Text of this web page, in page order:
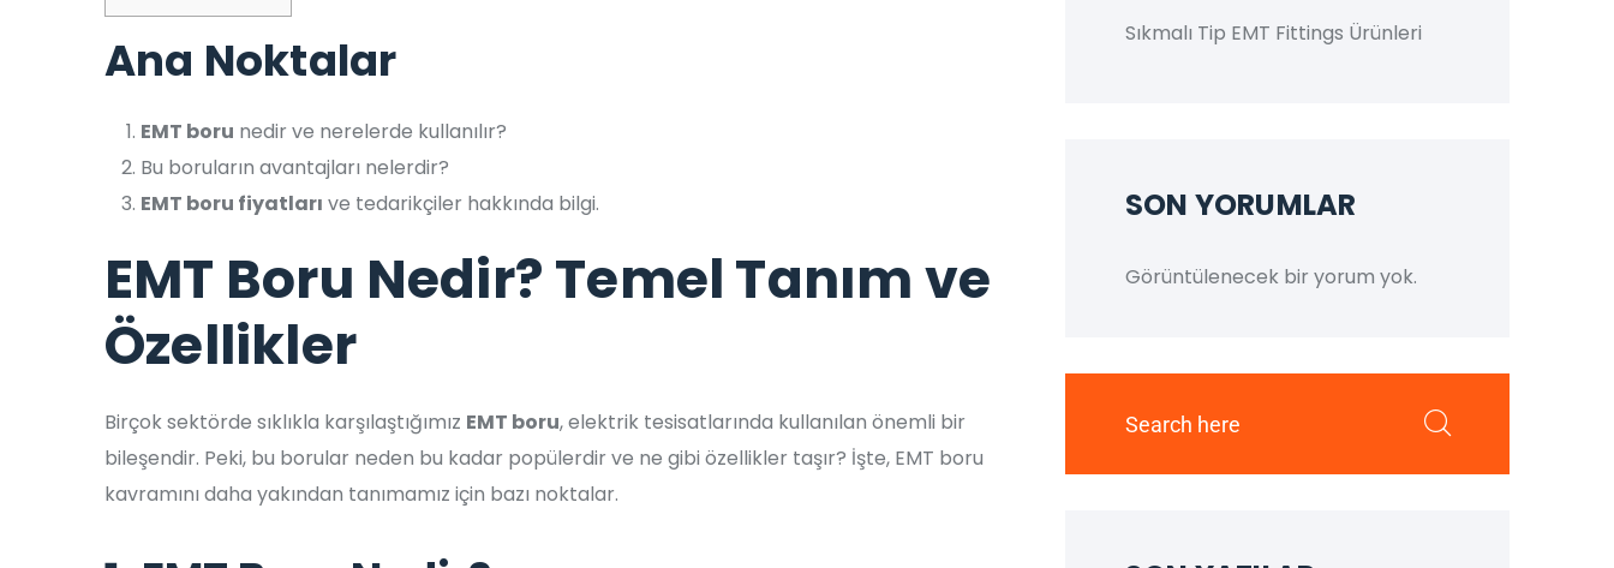
Ana Noktalar
EMT boru nedir ve nerelerde kullanılır?
Bu boruların avantajları nelerdir?
EMT boru fiyatları ve tedarikçiler hakkında bilgi.
EMT Boru Nedir? Temel Tanım ve
Özellikler
Birçok sektörde sıklıkla karşılaştığımız EMT boru, elektrik tesisatlarında kullanılan önemli bir
bileşendir. Peki, bu borular neden bu kadar popülerdir ve ne gibi özellikler taşır? İşte, EMT boru
kavramını daha yakından tanımamız için bazı noktalar.
Sıkmalı Tip EMT Fittings Ürünleri
SON YORUMLAR
Görüntülenecek bir yorum yok.